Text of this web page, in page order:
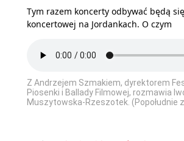
Tym razem koncerty odbywać będą
koncertowej na Jordankach. O czym
Z Andrzejem Szmakiem, dyrektorem
Piosenki i Ballady Filmowej, rozmawia
Muszytowska-Rzeszotek. (Popołudnie